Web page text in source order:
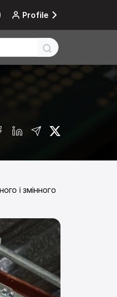
Profile
і змінного